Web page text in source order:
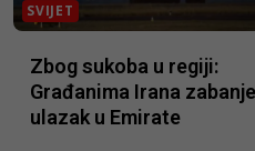
SVIJET
Zbog sukoba u regiji:
Građanima Irana
ulazak u Emirate